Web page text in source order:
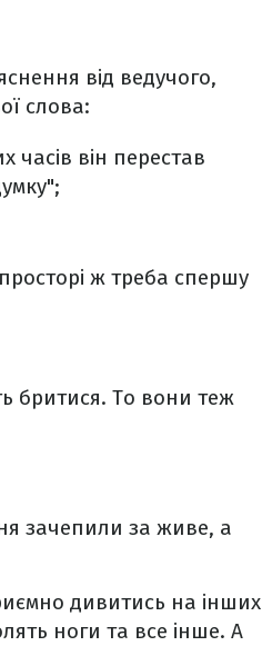
від ведучого,
слова:
часів він перестав
ж треба спершу
бритися. То вони теж
зачепили за живе, а
дивитись на інших
ноги та все інше. А